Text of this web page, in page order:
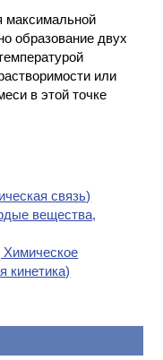
максимальной
образование двух
или
в этой точке
связь)
вещества,
Химическое
кинетика)